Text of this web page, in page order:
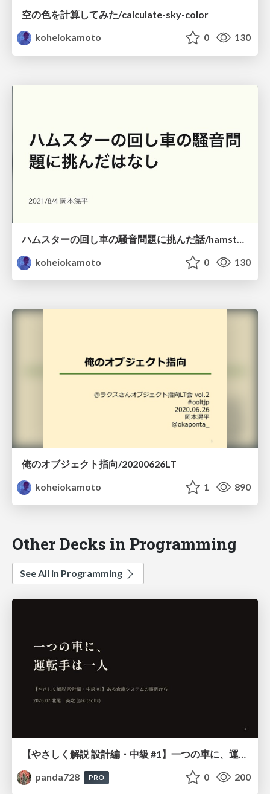
空の色を計算してみた/calculate-sky-color
koheiokamoto
0 130
ハムスターの回し車の騒音問題に挑んだ話/hamster-LT
koheiokamoto
0 130
俺のオブジェクト指向/20200626LT
koheiokamoto
1 890
Other Decks in Programming
See All in Programming
【やさしく解説 設計編・中級 #1】一つの車に、運転手は一人 ～ある倉庫システムの事例から～
panda728
PRO 0 200